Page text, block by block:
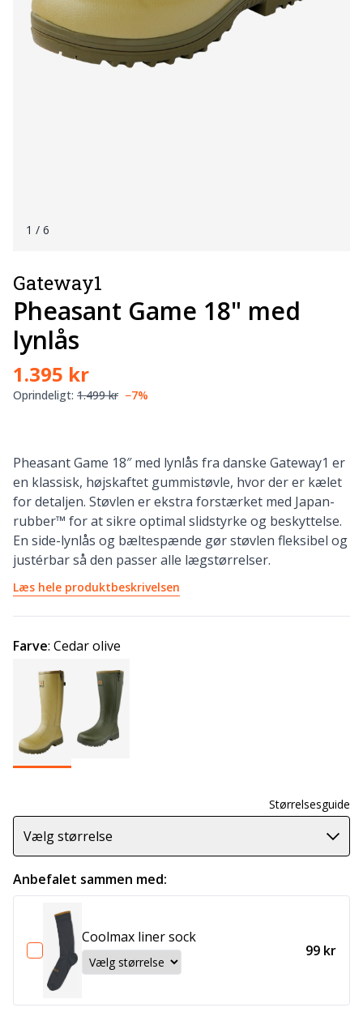
1 / 6
Gateway1
Pheasant Game 18" med
lynlås
1.395 kr
Oprindeligt: 1.499 kr −7%
Pheasant Game 18″ med lynlås fra danske Gateway1 er
en klassisk, højskaftet gummistøvle, hvor der er kælet
for detaljen. Støvlen er ekstra forstærket med Japan-
rubber™ for at sikre optimal slidstyrke og beskyttelse.
En side-lynlås og bæltespænde gør støvlen fleksibel og
justérbar så den passer alle lægstørrelser.
Læs hele produktbeskrivelsen
Farve: Cedar olive
Størrelsesguide
Vælg størrelse
Anbefalet sammen med:
Coolmax liner sock
99 kr